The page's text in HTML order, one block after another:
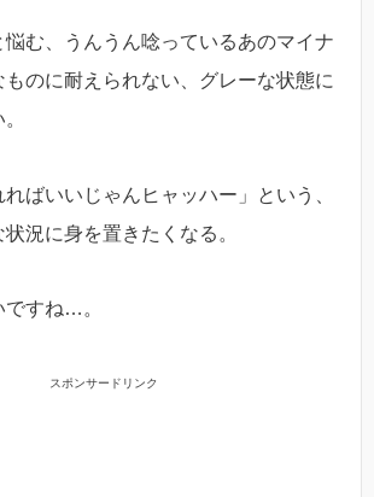
悩む、うんうん唸っているあのマイナ
ものに耐えられない、グレーな状態に
ればいいじゃんヒャッハー」という、
況に身を置きたくなる。
ですね…。
スポンサードリンク